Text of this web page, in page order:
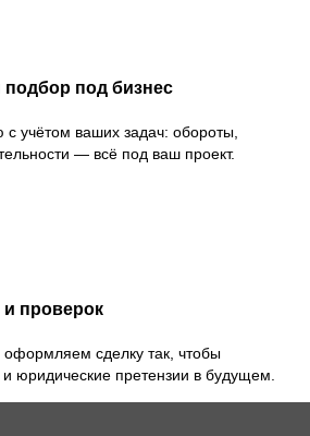
под бизнес
учётом ваших задач: обороты,
— всё под ваш проект.
проверок
сделку так, чтобы
юридические претензии в будущем.